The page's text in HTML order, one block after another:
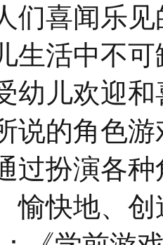
们喜闻乐
生活中不
幼儿欢迎
说的角色
过扮演各
愉快地、